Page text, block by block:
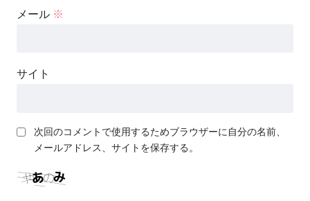
メール ※
サイト
次回のコメントで使用するためブラウザーに自分の名前、
メールアドレス、サイトを保存する。